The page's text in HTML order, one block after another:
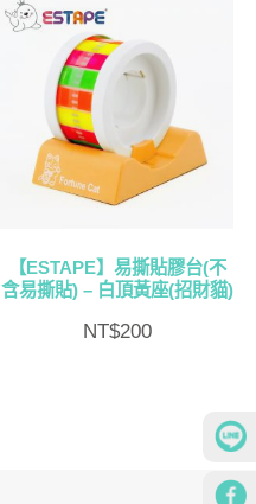
【ESTAPE】易撕貼膠台(不
含易撕貼) – 白頂黃座(招財貓)
NT$200